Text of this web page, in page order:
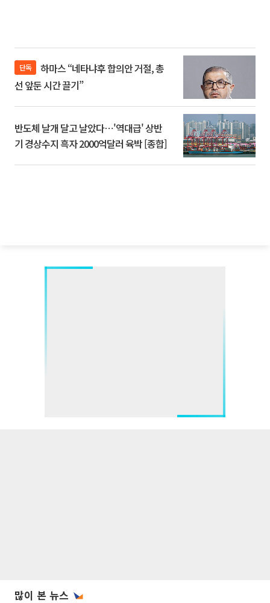
단독
선 앞둔 시간 끌기”
반도체 날개 달고 날았다⋯'역대급' 상반
기 경상수지 흑자 2000억달러 육박 [종합]
많이 본 뉴스